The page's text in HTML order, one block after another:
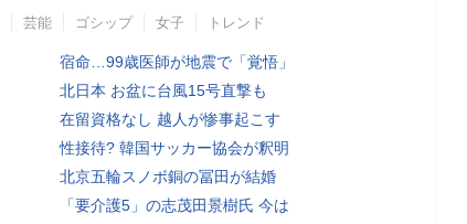
芸能 ゴシップ 女子 トレンド
宿命…99歳医師が地震で「覚悟」
北日本 お盆に台風15号直撃も
在留資格なし 越人が惨事起こす
性接待? 韓国サッカー協会が釈明
北京五輪スノボ銅の冨田が結婚
「要介護5」の志茂田景樹氏 今は